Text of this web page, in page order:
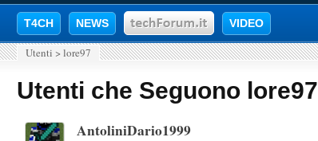
T4CH NEWS VIDEO
Utenti > lore97
Utenti che Seguono lore97
AntoliniDario1999